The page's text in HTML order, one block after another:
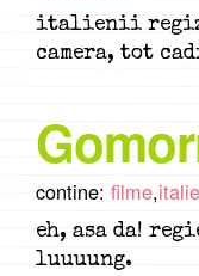
italienii
camera, tot
contine: filme,
eh, asa da!
luuuung.